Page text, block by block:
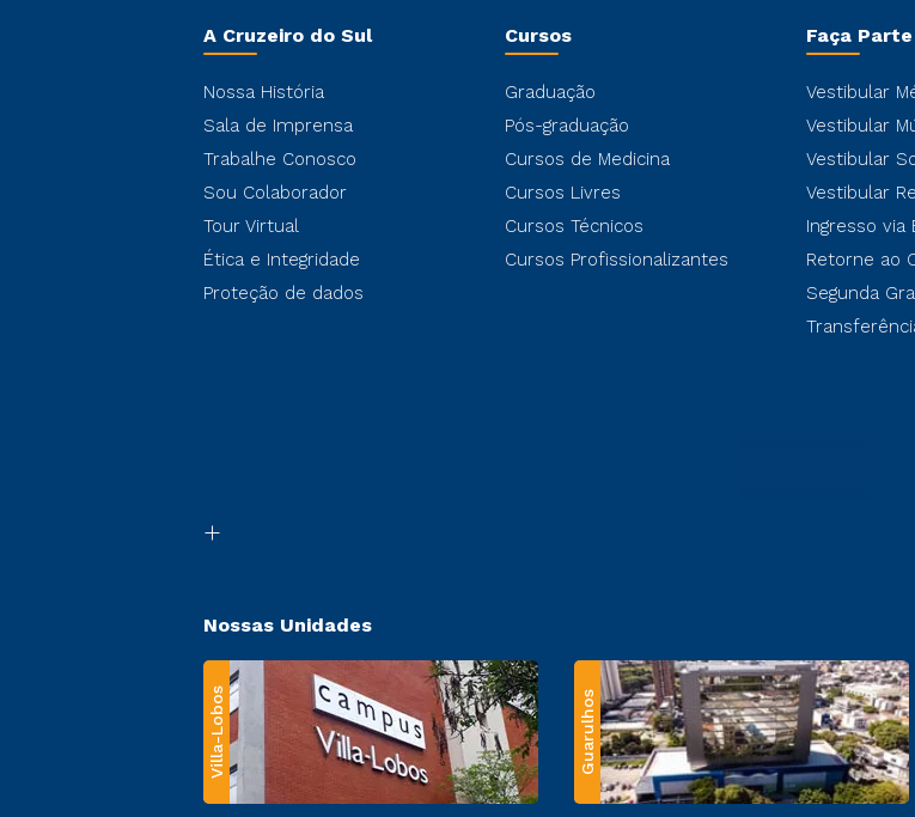
A Cruzeiro do Sul
Nossa História
Sala de Imprensa
Trabalhe Conosco
Sou Colaborador
Tour Virtual
Ética e Integridade
Proteção de dados
Cursos
Graduação
Pós-graduação
Cursos de Medicina
Cursos Livres
Cursos Técnicos
Cursos Profissionalizantes
Faça Parte
Vestibular
Vestibular
Vestibular
Vestibular
Ingresso via
Retorne ao
Segunda
Nossas Unidades
Villa-Lobos Guarulhos